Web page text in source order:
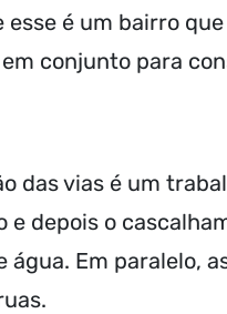
esse é um bairro
conjunto para
das vias é um
e depois o
água. Em paralelo,